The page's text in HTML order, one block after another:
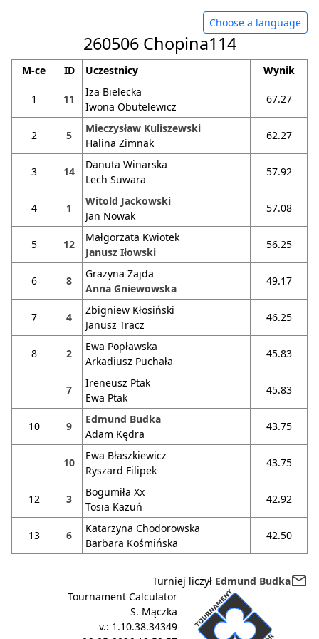
Choose a language
260506 Chopina114
M-ce ID Uczestnicy Wynik
1 11
Iza Bielecka
Iwona Obutelewicz
67.27
2 5
Mieczysław Kuliszewski
Halina Zimnak
62.27
3 14
Danuta Winarska
Lech Suwara
57.92
4 1
Witold Jackowski
Jan Nowak
57.08
5 12
Małgorzata Kwiotek
Janusz Iłowski
56.25
6 8
Grażyna Zajda
Anna Gniewowska
49.17
7 4
Zbigniew Kłosiński
Janusz Tracz
46.25
8 2
Ewa Popławska
Arkadiusz Puchała
45.83
7
Ireneusz Ptak
Ewa Ptak
45.83
10 9
Edmund Budka
Adam Kędra
43.75
10
Ewa Błaszkiewicz
Ryszard Filipek
43.75
12 3
Bogumiła Xx
Tosia Kazuń
42.92
13 6
Katarzyna Chodorowska
Barbara Kośmińska
42.50
Turniej liczył Edmund Budkamail_outline
Tournament Calculator
S. Mączka
v.: 1.10.38.34349